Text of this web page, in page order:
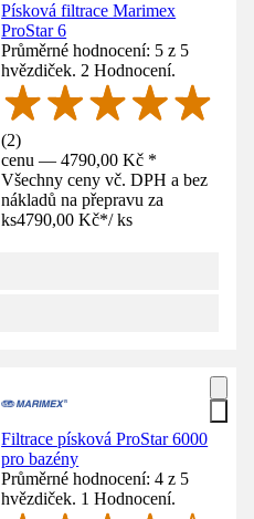
Písková filtrace Marimex
ProStar 6
Průměrné hodnocení: 5 z 5
hvězdiček. 2 Hodnocení.
(2)
cenu — 4790,00 Kč *
Všechny ceny vč. DPH a bez
nákladů na přepravu za
ks4790,00 Kč*/ ks
Filtrace písková ProStar 6000
pro bazény
Průměrné hodnocení: 4 z 5
hvězdiček. 1 Hodnocení.